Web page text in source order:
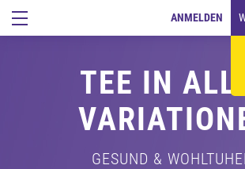
ANMELDEN
TEE IN
GESUND &